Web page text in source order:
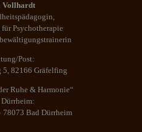
Vollhardt
Psychotherapie
Post:
5, 82166 Gräfelfing
Ruhe & Harmonie“
78073 Bad Dürrheim